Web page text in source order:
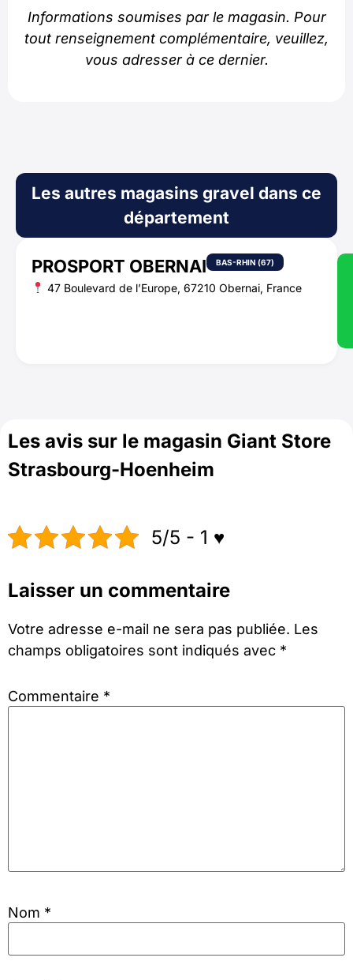
Informations soumises par le magasin. Pour
tout renseignement complémentaire, veuillez,
vous adresser à ce dernier.
Les autres magasins gravel dans ce
département
PROSPORT OBERNAI BAS-RHIN (67)
47 Boulevard de l’Europe, 67210 Obernai, France
Les avis sur le magasin Giant Store
Strasbourg-Hoenheim
5/5 - 1 ♥️
Laisser un commentaire
Votre adresse e-mail ne sera pas publiée. Les
champs obligatoires sont indiqués avec *
Commentaire *
Nom *